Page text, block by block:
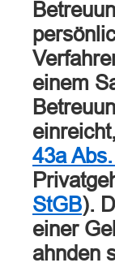
einem
43a
StGB).
einer
ahnden